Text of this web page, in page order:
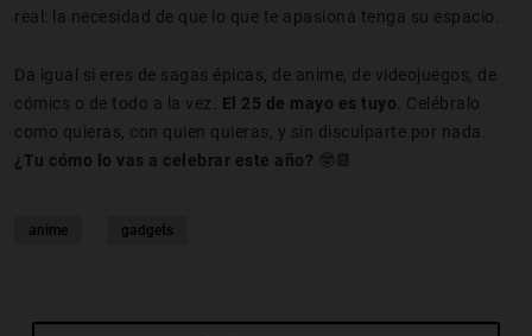
real: la necesidad de que lo que te apasiona tenga su espacio.
Da igual si eres de sagas épicas, de anime, de videojuegos, de
cómics o de todo a la vez. El 25 de mayo es tuyo. Celébralo
como quieras, con quien quieras, y sin disculparte por nada.
¿Tu cómo lo vas a celebrar este año? 🤓📆
anime gadgets